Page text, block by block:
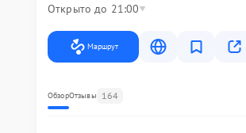
Открыто до 21:00
Маршрут
ОбзорОтзывы 164